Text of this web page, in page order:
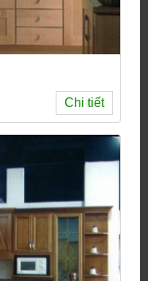
Chi tiết